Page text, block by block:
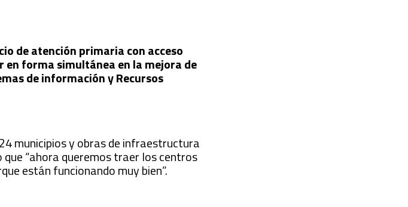
de atención primaria con acceso
forma simultánea en la mejora de
de información y Recursos
municipios y obras de infraestructura
“ahora queremos traer los centros
están funcionando muy bien”.